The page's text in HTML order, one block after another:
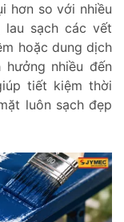
hơn so với nhiều
lau sạch các vết
hoặc dung dịch
nhiều đến
tiết kiệm thời
luôn sạch đẹp